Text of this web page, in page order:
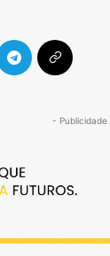
- Publicidade